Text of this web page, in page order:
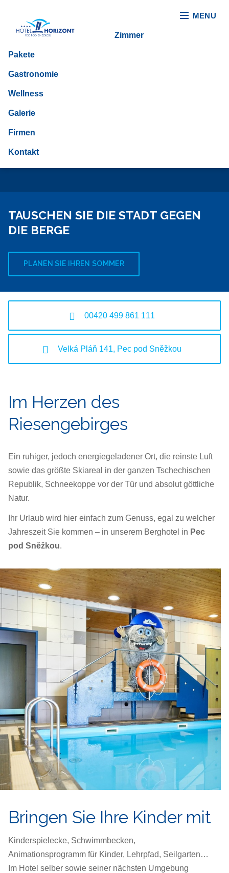
MENU
Zimmer
Pakete
Gastronomie
Wellness
Galerie
Firmen
Kontakt
ENTDECKEN SIE
IHREN HORIZONT...
TAUSCHEN SIE DIE STADT GEGEN
DIE BERGE
PLANEN SIE IHREN SOMMER
00420 499 861 111
Velká Pláň 141, Pec pod Sněžkou
Im Herzen des
Riesengebirges
Ein ruhiger, jedoch energiegeladener Ort, die reinste Luft
sowie das größte Skiareal in der ganzen Tschechischen
Republik, Schneekoppe vor der Tür und absolut göttliche
Natur.
Ihr Urlaub wird hier einfach zum Genuss, egal zu welcher
Jahreszeit Sie kommen – in unserem Berghotel in Pec
pod Sněžkou.
Bringen Sie Ihre Kinder mit
Kinderspielecke, Schwimmbecken,
Animationsprogramm für Kinder, Lehrpfad, Seilgarten…
Im Hotel selber sowie seiner nächsten Umgebung